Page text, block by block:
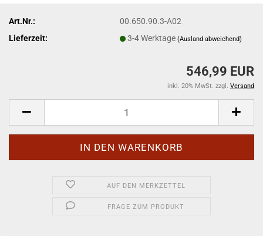
Art.Nr.:
00.650.90.3-A02
Lieferzeit:
3-4 Werktage(Ausland abweichend)
546,99 EUR
inkl. 20% MwSt. zzgl. Versand
AUF DEN MERKZETTEL
FRAGE ZUM PRODUKT